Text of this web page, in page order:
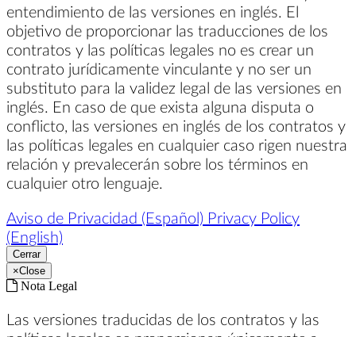
entendimiento de las versiones en inglés. El
objetivo de proporcionar las traducciones de los
contratos y las políticas legales no es crear un
contrato jurídicamente vinculante y no ser un
substituto para la validez legal de las versiones en
inglés. En caso de que exista alguna disputa o
conflicto, las versiones en inglés de los contratos y
las políticas legales en cualquier caso rigen nuestra
relación y prevalecerán sobre los términos en
cualquier otro lenguaje.
Aviso de Privacidad (Español) Privacy Policy
(English)
Cerrar
×Close
Nota Legal
Las versiones traducidas de los contratos y las